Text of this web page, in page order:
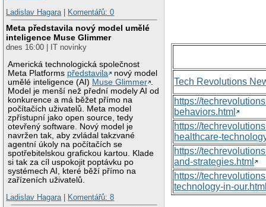
Ladislav Hagara| Komentářů: 0
Meta představila nový model umělé
inteligence Muse Glimmer
dnes 16:00 | IT novinky
Americká technologická společnost
Meta Platforms představila
nový model
umělé inteligence (AI) Muse Glimmer
Model je menší než přední modely AI od
konkurence a má běžet přímo na
počítačích uživatelů. Meta model
zpřístupní jako open source, tedy
otevřený software. Nový model je
navržen tak, aby zvládal takzvané
agentní úkoly na počítačích se
spotřebitelskou grafickou kartou. Klade
si tak za cíl uspokojit poptávku po
systémech AI, které běží přímo na
zařízeních uživatelů.
Ladislav Hagara| Komentářů: 8
Tech Revolutions
https://
behaviors.html
https://
healthcare-
https://
and-strategies.html
https://
technology-in-